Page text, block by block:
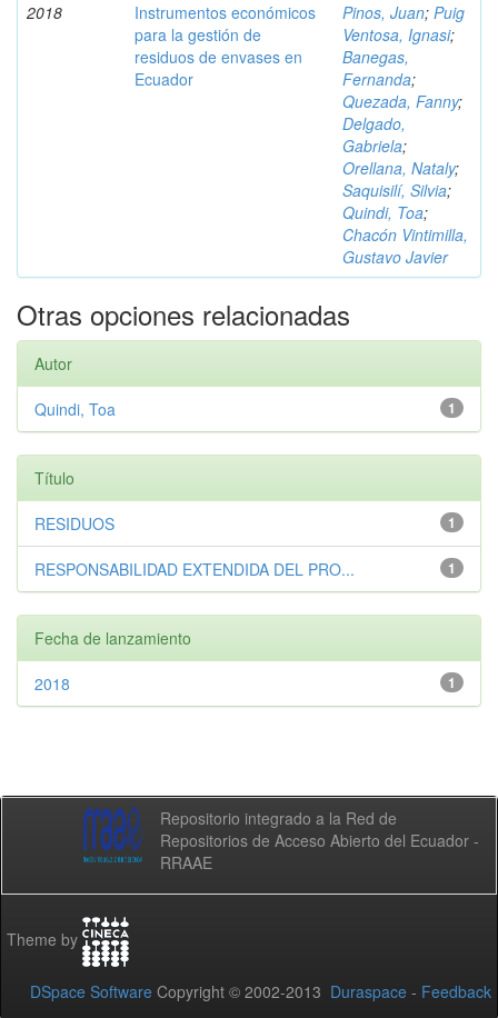
2018
Instrumentos económicos
para la gestión de
residuos de envases en
Ecuador
Pinos, Juan; Puig
Ventosa, Ignasi;
Banegas,
Fernanda;
Quezada, Fanny;
Delgado,
Gabriela;
Orellana, Nataly;
Saquisilí, Silvia;
Quindi, Toa;
Chacón Vintimilla,
Gustavo Javier
Otras opciones relacionadas
Autor
1
Quindi, Toa
Título
1
RESIDUOS
1
RESPONSABILIDAD EXTENDIDA DEL PRO...
Fecha de lanzamiento
1
2018
Repositorio integrado a la Red de
Repositorios de Acceso Abierto del Ecuador -
RRAAE
Theme by
DSpace Software Copyright © 2002-2013 Duraspace - Feedback